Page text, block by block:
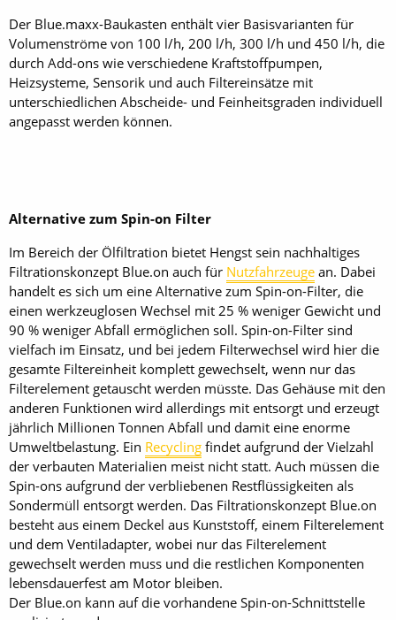
Der Blue.maxx-Baukasten enthält vier Basisvarianten für
Volumenströme von 100 l/h, 200 l/h, 300 l/h und 450 l/h, die
durch Add-ons wie verschiedene Kraftstoffpumpen,
Heizsysteme, Sensorik und auch Filtereinsätze mit
unterschiedlichen Abscheide- und Feinheitsgraden individuell
angepasst werden können.
Alternative zum Spin-on Filter
Im Bereich der Ölfiltration bietet Hengst sein nachhaltiges
Filtrationskonzept Blue.on auch für Nutzfahrzeuge an. Dabei
handelt es sich um eine Alternative zum Spin-on-Filter, die
einen werkzeuglosen Wechsel mit 25 % weniger Gewicht und
90 % weniger Abfall ermöglichen soll. Spin-on-Filter sind
vielfach im Einsatz, und bei jedem Filterwechsel wird hier die
gesamte Filtereinheit komplett gewechselt, wenn nur das
Filterelement getauscht werden müsste. Das Gehäuse mit den
anderen Funktionen wird allerdings mit entsorgt und erzeugt
jährlich Millionen Tonnen Abfall und damit eine enorme
Umweltbelastung. Ein Recycling findet aufgrund der Vielzahl
der verbauten Materialien meist nicht statt. Auch müssen die
Spin-ons aufgrund der verbliebenen Restflüssigkeiten als
Sondermüll entsorgt werden. Das Filtrationskonzept Blue.on
besteht aus einem Deckel aus Kunststoff, einem Filterelement
und dem Ventiladapter, wobei nur das Filterelement
gewechselt werden muss und die restlichen Komponenten
lebensdauerfest am Motor bleiben.
Der Blue.on kann auf die vorhandene Spin-on-Schnittstelle